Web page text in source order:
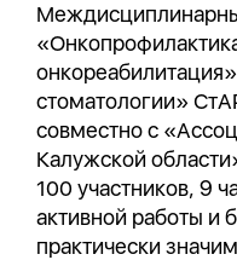
стоматологии»
совместно с
Калужской
100 участников, 9
активной работы и
практически